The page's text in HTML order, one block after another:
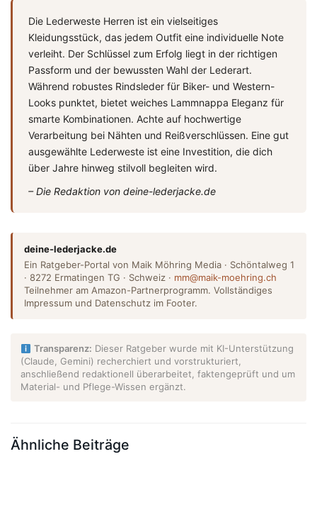
Die Lederweste Herren ist ein vielseitiges
Kleidungsstück, das jedem Outfit eine individuelle Note
verleiht. Der Schlüssel zum Erfolg liegt in der richtigen
Passform und der bewussten Wahl der Lederart.
Während robustes Rindsleder für Biker- und Western-
Looks punktet, bietet weiches Lammnappa Eleganz für
smarte Kombinationen. Achte auf hochwertige
Verarbeitung bei Nähten und Reißverschlüssen. Eine gut
ausgewählte Lederweste ist eine Investition, die dich
über Jahre hinweg stilvoll begleiten wird.
– Die Redaktion von deine-lederjacke.de
deine-lederjacke.de
Ein Ratgeber-Portal von Maik Möhring Media · Schöntalweg 1
· 8272 Ermatingen TG · Schweiz · mm@maik-moehring.ch
Teilnehmer am Amazon-Partnerprogramm. Vollständiges
Impressum und Datenschutz im Footer.
Transparenz: Dieser Ratgeber wurde mit KI-Unterstützung
(Claude, Gemini) recherchiert und vorstrukturiert,
anschließend redaktionell überarbeitet, faktengeprüft und um
Material- und Pflege-Wissen ergänzt.
Ähnliche Beiträge